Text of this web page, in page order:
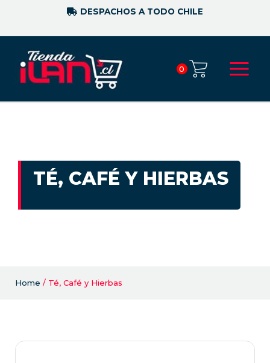
DESPACHOS A TODO CHILE
0
TÉ, CAFÉ Y HIERBAS
Home / Té, Café y Hierbas